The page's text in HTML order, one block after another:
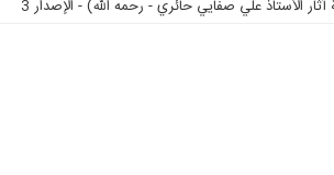
آثار الأستاذ علي صفايي حائري - رحمه الله) - الإصدار 3